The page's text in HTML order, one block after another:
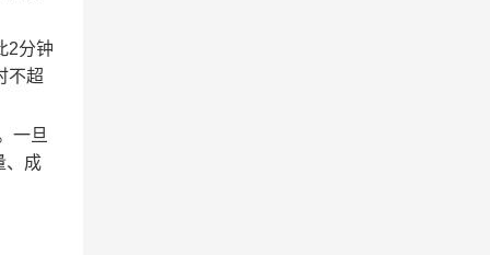
2分钟
不超
一旦
、成